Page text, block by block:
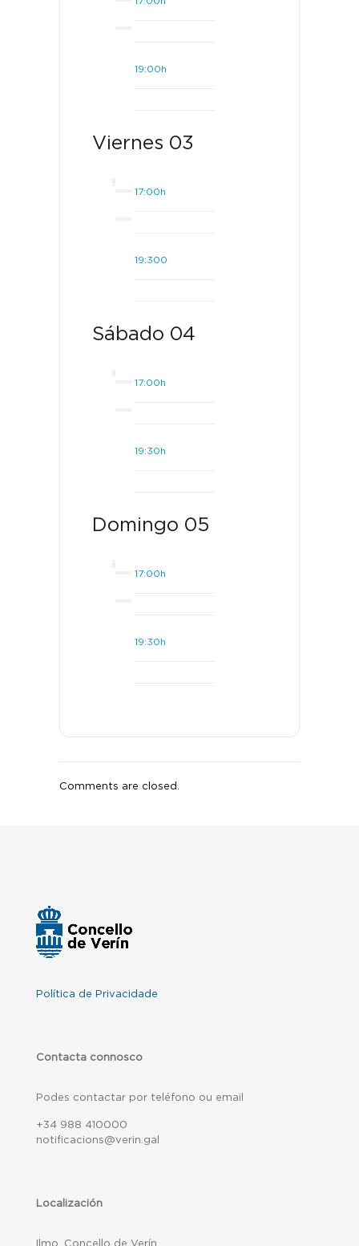
19:00h
Viernes 03
17:00h
19:300
Sábado 04
17:00h
19:30h
Domingo 05
17:00h
19:30h
Comments are closed.
Política de Privacidade
Contacta connosco
Podes contactar por teléfono ou email
+34 988 410000
notificacions@verin.gal
Localización
Ilmo. Concello de Verín